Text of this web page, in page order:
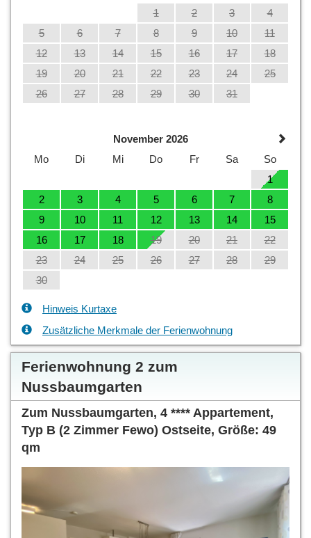
1
2 3
4
5
6 7 8 9 10
11
12
13 14 15 16 17
18
19
20 21 22 23 24
25
26
27 28 29 30 31
November 2026
Mo
Di Mi Do Fr Sa
So
1
2
3 4 5 6 7
8
9
10 11 12 13 14
15
16
17 18 19 20 21
22
23
24 25 26 27 28
29
30
Hinweis Kurtaxe
Zusätzliche Merkmale der Ferienwohnung
Ferienwohnung 2 zum
Nussbaumgarten
Zum Nussbaumgarten, 4 **** Appartement,
Typ B (2 Zimmer Fewo) Ostseite, Größe: 49
qm
Next